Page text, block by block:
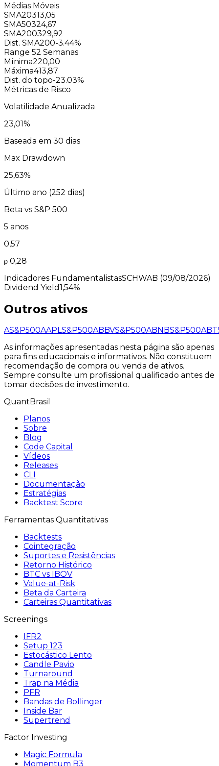
Médias Móveis
SMA20313,05
SMA50324,67
SMA200329,92
Dist. SMA200-3.44%
Range 52 Semanas
Mínima220,00
Máxima413,87
Dist. do topo-23.03%
Métricas de Risco
Volatilidade Anualizada
23,01%
Baseada em 30 dias
Max Drawdown
25,63%
Último ano (252 dias)
Beta vs S&P 500
5 anos
0,57
ρ 0,28
Indicadores FundamentalistasSCHWAB (09/08/2026)
Dividend Yield1,54%
Outros ativos
AS&P500AAPLS&P500ABBVS&P500ABNBS&P500ABT
As informações apresentadas nesta página são apenas
para fins educacionais e informativos. Não constituem
recomendação de compra ou venda de ativos.
Sempre consulte um profissional qualificado antes de
tomar decisões de investimento.
QuantBrasil
Planos
Sobre
Blog
Code Capital
Vídeos
Releases
CLI
Documentação
Estratégias
Backtest Score
Ferramentas Quantitativas
Backtests
Cointegração
Suportes e Resistências
Retorno Histórico
BTC vs IBOV
Value-at-Risk
Beta da Carteira
Carteiras Quantitativas
Screenings
IFR2
Setup 123
Estocástico Lento
Candle Pavio
Turnaround
Trap na Média
PFR
Bandas de Bollinger
Inside Bar
Supertrend
Factor Investing
Magic Formula
Momentum B3